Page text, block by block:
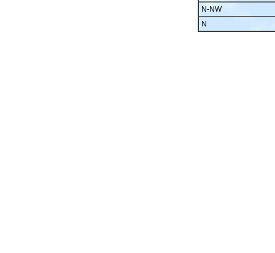
N-NW
N